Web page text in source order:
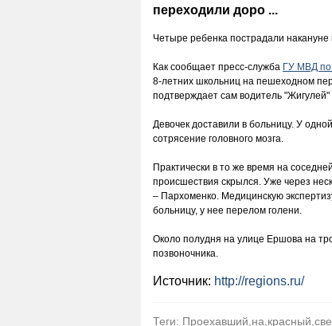
переходили доро ...
Четыре ребенка пострадали
Как сообщает пресс-служба ГУ МВД по
8-летних школьниц на пешеходном
подтверждает сам водитель
Девочек доставили в больницу. У
сотрясение головного мозга.
Практически в то же время на
происшествия скрылся. Уже через
– Пархоменко. Медицинскую
больницу, у нее перелом голени.
Около полудня на улице Ершова на
позвоночника.
Источник: http://regions.ru/
Теги: